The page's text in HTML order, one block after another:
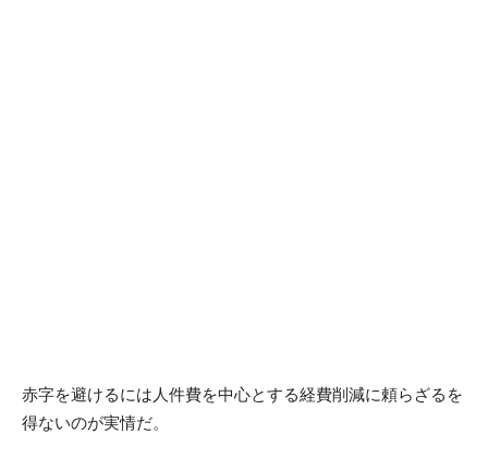
赤字を避けるには人件費を中心とする経費削減に頼らざるを
得ないのが実情だ。